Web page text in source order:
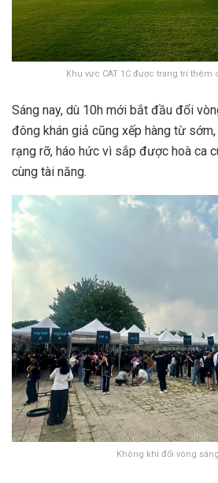
Khu vực CAT 1C được trang trí thêm
Sáng nay, dù 10h mới bắt đầu đổi
đông khán giả cũng xếp hàng từ
rạng rỡ, háo hức vì sắp được hoà ca
cùng tài năng.
Không khí đổi vòng